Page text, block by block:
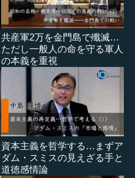
共産軍2万を金門島で殲滅…
ただし一般人の命を守る軍人
の本義を重視
資本主義を哲学する…まずア
ダム・スミスの見えざる手と
道徳感情論